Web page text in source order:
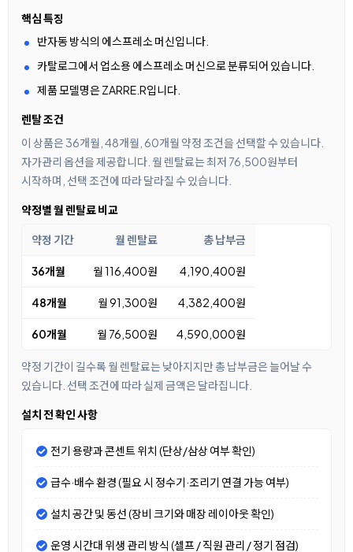
핵심 특징
반자동 방식의 에스프레소 머신입니다.
카탈로그에서 업소용 에스프레소 머신으로 분류되어 있습니다.
제품 모델명은 ZARRE.R입니다.
렌탈 조건
이 상품은 36개월, 48개월, 60개월 약정 조건을 선택할 수 있습니다.
자가관리 옵션을 제공합니다. 월 렌탈료는 최저 76,500원부터
시작하며, 선택 조건에 따라 달라질 수 있습니다.
약정별 월 렌탈료 비교
약정 기간 월 렌탈료 총 납부금
36개월 월 116,400원 4,190,400원
48개월 월 91,300원 4,382,400원
60개월 월 76,500원 4,590,000원
약정 기간이 길수록 월 렌탈료는 낮아지지만 총 납부금은 늘어날 수
있습니다. 선택 조건에 따라 실제 금액은 달라집니다.
설치 전 확인 사항
전기 용량과 콘센트 위치 (단상/삼상 여부 확인)
급수·배수 환경 (필요 시 정수기·조리기 연결 가능 여부)
설치 공간 및 동선 (장비 크기와 매장 레이아웃 확인)
운영 시간대 위생 관리 방식 (셀프 / 직원 관리 / 정기 점검)